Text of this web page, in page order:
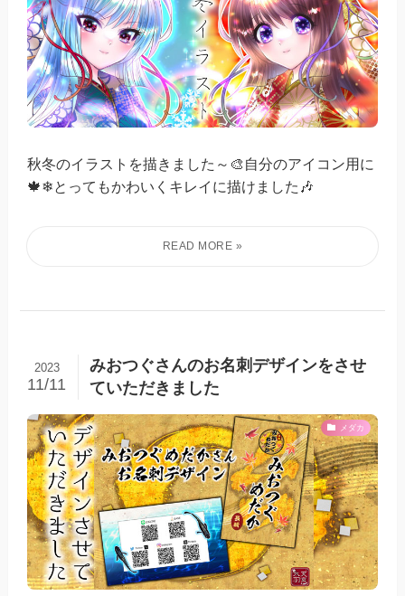
秋冬のイラストを描きました～🎨自分のアイコン用に
🍁❄とってもかわいくキレイに描けました🎶
みおつぐさんのお名刺デザインをさせ
ていただきました
2023
11/11
メダカ